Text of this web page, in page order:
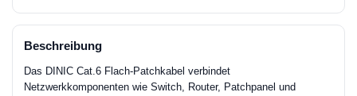
Beschreibung
Das DINIC Cat.6 Flach-Patchkabel verbindet
Netzwerkkomponenten wie Switch, Router, Patchpanel und